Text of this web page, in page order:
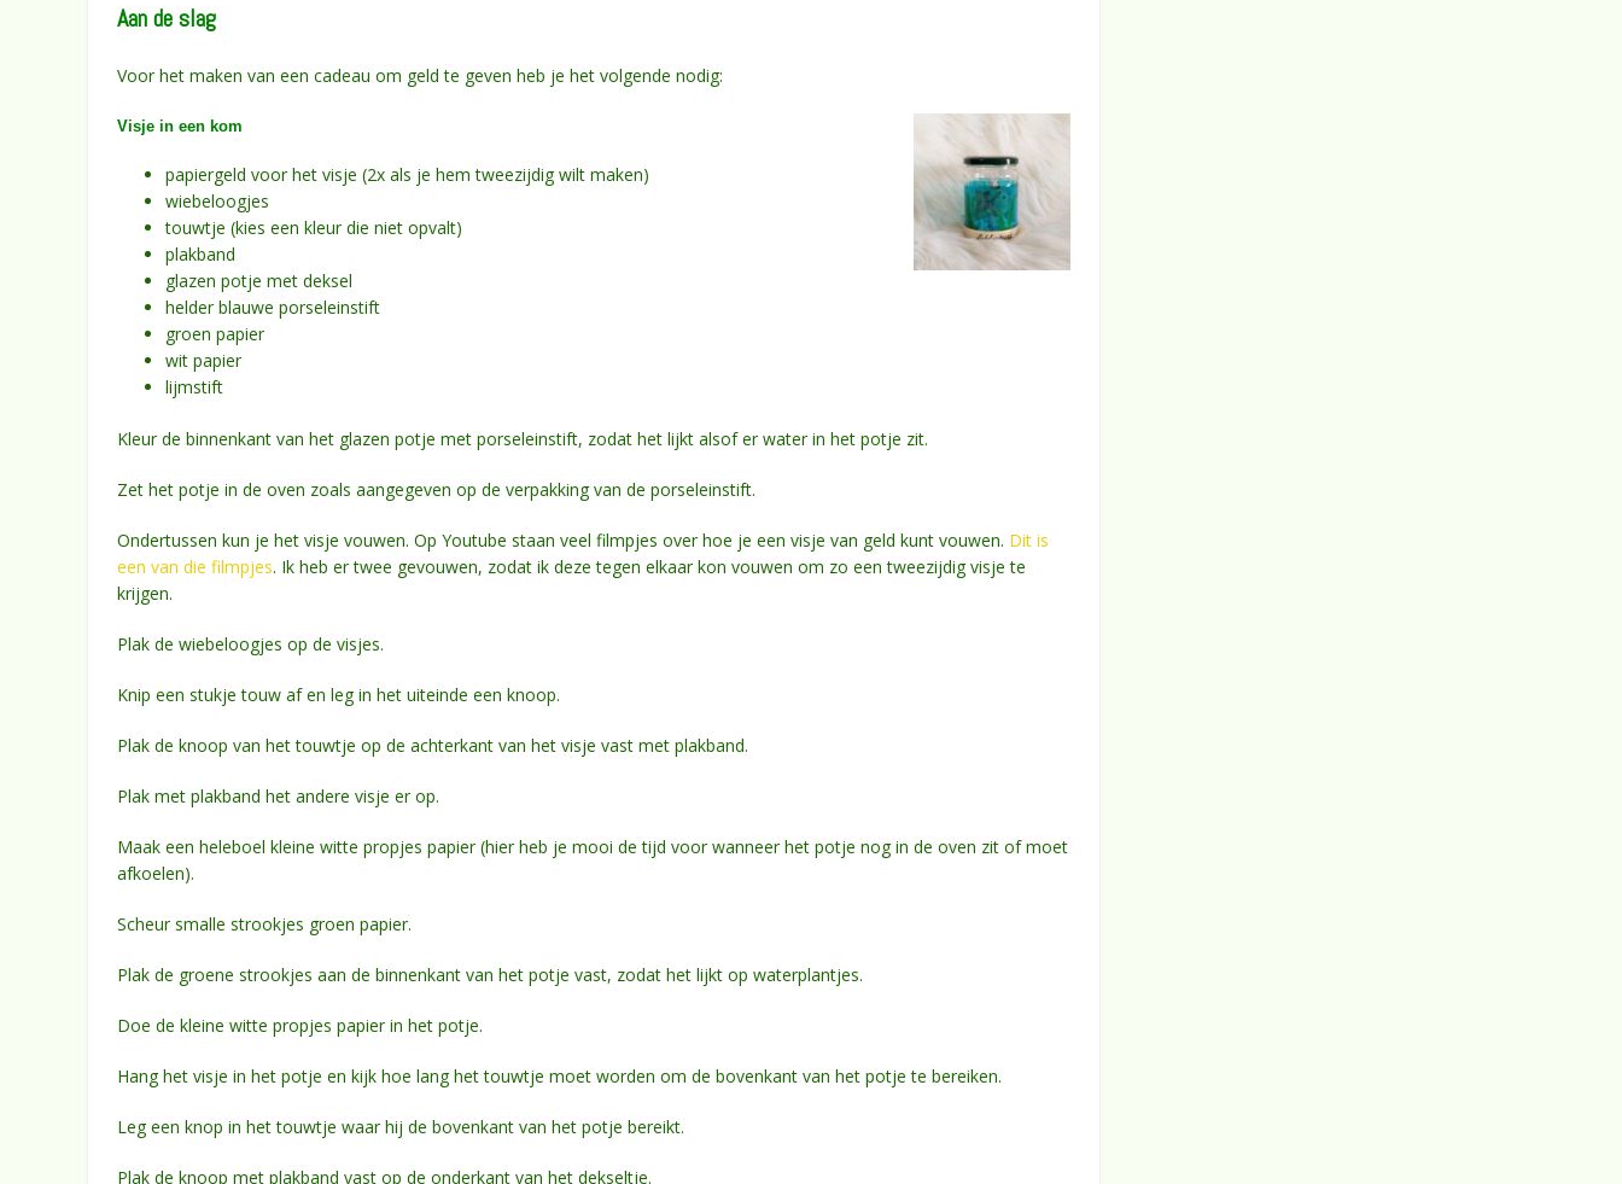
Aan de slag
Voor het maken van een cadeau om geld te geven heb je het volgende nodig:
Visje in een kom
papiergeld voor het visje (2x als je hem tweezijdig wilt maken)
wiebeloogjes
touwtje (kies een kleur die niet opvalt)
plakband
glazen potje met deksel
helder blauwe porseleinstift
groen papier
wit papier
lijmstift
Kleur de binnenkant van het glazen potje met porseleinstift, zodat het lijkt alsof er water in het potje zit.
Zet het potje in de oven zoals aangegeven op de verpakking van de porseleinstift.
Ondertussen kun je het visje vouwen. Op Youtube staan veel filmpjes over hoe je een visje van geld kunt vouwen. Dit is
een van die filmpjes. Ik heb er twee gevouwen, zodat ik deze tegen elkaar kon vouwen om zo een tweezijdig visje te
krijgen.
Plak de wiebeloogjes op de visjes.
Knip een stukje touw af en leg in het uiteinde een knoop.
Plak de knoop van het touwtje op de achterkant van het visje vast met plakband.
Plak met plakband het andere visje er op.
Maak een heleboel kleine witte propjes papier (hier heb je mooi de tijd voor wanneer het potje nog in de oven zit of moet
afkoelen).
Scheur smalle strookjes groen papier.
Plak de groene strookjes aan de binnenkant van het potje vast, zodat het lijkt op waterplantjes.
Doe de kleine witte propjes papier in het potje.
Hang het visje in het potje en kijk hoe lang het touwtje moet worden om de bovenkant van het potje te bereiken.
Leg een knop in het touwtje waar hij de bovenkant van het potje bereikt.
Plak de knoop met plakband vast op de onderkant van het dekseltje.